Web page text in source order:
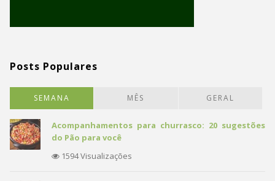
Posts Populares
SEMANA MÊS GERAL
Acompanhamentos para churrasco: 20 sugestões
do Pão para você
1594 Visualizações